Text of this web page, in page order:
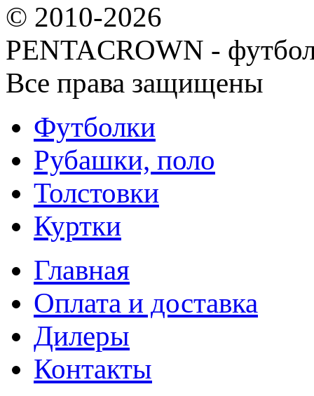
© 2010-2026
PENTACROWN -
Все права защищены
Футболки
Рубашки, поло
Толстовки
Куртки
Главная
Оплата и доставка
Дилеры
Контакты